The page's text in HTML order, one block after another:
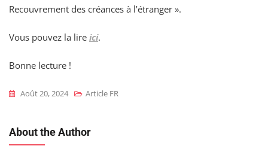
Recouvrement des créances à l’étranger ».
Vous pouvez la lire ici.
Bonne lecture !
Août 20, 2024 Article FR
About the Author